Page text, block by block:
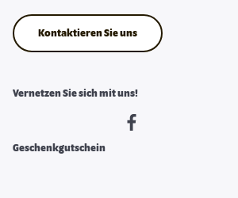
Kontaktieren Sie uns
Vernetzen Sie sich mit uns!
Geschenkgutschein